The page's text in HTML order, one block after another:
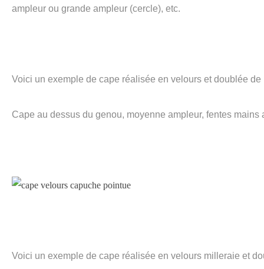
ampleur ou grande ampleur (cercle), etc.
Voici un exemple de cape réalisée en velours et doublée de
Cape au dessus du genou, moyenne ampleur, fentes mains
Voici un exemple de cape réalisée en velours milleraie et